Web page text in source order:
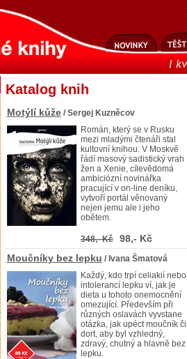
Katalog knih
Motýlí kůže/ Sergej Kuzněcov
Román, který se v Rusku
mezi mladými čtenáři stal
kultovní knihou. V Moskvě
řádí masový sadistický vrah
žen a Xenie, cílevědomá
ambiciózní novinářka
pracující v on-line deníku,
vytvoří portál věnovaný
nejen jemu ale i jeho
obětem.
348,- Kč 98,- Kč
Moučníky bez lepku / Ivana Šmatová
Každý, kdo trpí celiakií nebo
intolerancí lepku ví, jak je
dieta u tohoto onemocnění
omezující. Především při
různých oslavách vyvstane
otázka, jak upéct moučník či
dort, aby byl vzhledný,
zdravý, chutný a hlavně bez
lepku.